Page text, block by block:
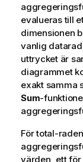
evalueras till
dimensionen
vanlig
uttrycket är
diagrammet
exakt samma
Sum-
För total-
värden, ett för